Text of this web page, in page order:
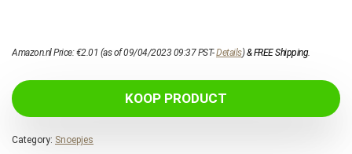
Amazon.nl Price:€2.01 (as of 09/04/2023 09:37 PST-Details)&FREE Shipping.
KOOP PRODUCT
Category: Snoepjes